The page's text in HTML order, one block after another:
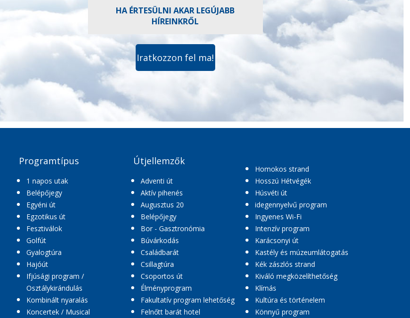
HA ÉRTESÜLNI AKAR LEGÚJABB
HÍREINKRŐL
Iratkozzon fel ma!
Programtípus
1 napos utak
Belépőjegy
Egyéni út
Egzotikus út
Fesztiválok
Golfút
Gyalogtúra
Hajóút
Ifjúsági program /
Osztálykirándulás
Kombinált nyaralás
Koncertek / Musical
Útjellemzők
Adventi út
Aktív pihenés
Augusztus 20
Belépőjegy
Bor - Gasztronómia
Búvárkodás
Családbarát
Csillagtúra
Csoportos út
Élményprogram
Fakultatív program lehetőség
Felnőtt barát hotel
Homokos strand
Hosszú Hétvégék
Húsvéti út
idegennyelvű program
Ingyenes Wi-Fi
Intenzív program
Karácsonyi út
Kastély és múzeumlátogatás
Kék zászlós strand
Kiváló megközelíthetőség
Klímás
Kultúra és történelem
Könnyű program